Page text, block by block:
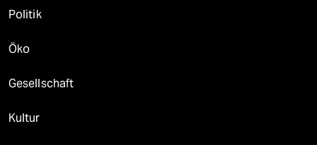
Politik
Öko
Gesellschaft
Kultur